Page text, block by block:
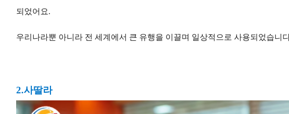
되었어요.
우리나라뿐 아니라 전 세계에서 큰 유행을 이끌며 일상적으로 사용되었습니
2.사딸라